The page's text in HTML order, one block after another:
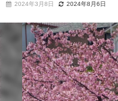
2024年3月8日 2024年8月6日